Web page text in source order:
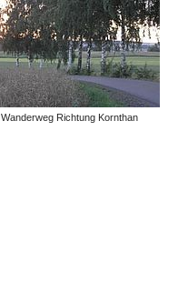
Wanderweg Richtung Kornthan